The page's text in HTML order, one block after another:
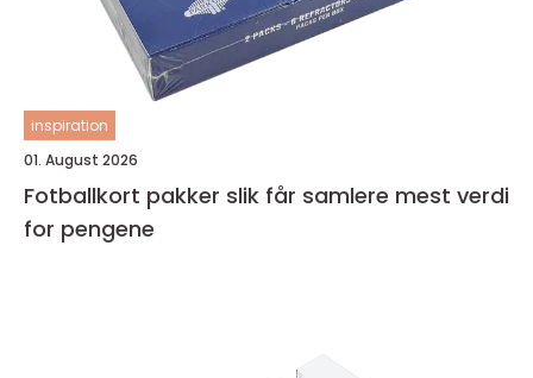
inspiration
01. August 2026
Fotballkort pakker slik får samlere mest verdi
for pengene